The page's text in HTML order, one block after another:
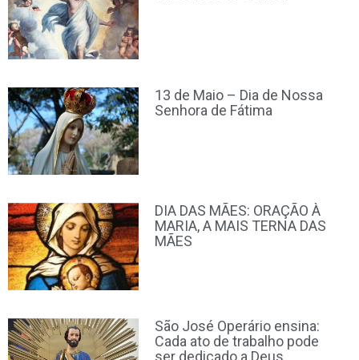
13 de Maio – Dia de Nossa
Senhora de Fátima
DIA DAS MÃES: ORAÇÃO À
MARIA, A MAIS TERNA DAS
MÃES
São José Operário ensina:
Cada ato de trabalho pode
ser dedicado a Deus